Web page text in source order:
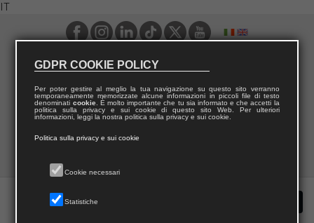
IT
GDPR COOKIE POLICY
Per poter gestire al meglio la tua navigazione su questo sito verranno
temporaneamente memorizzate alcune informazioni in piccoli file di testo
denominati cookie. È molto importante che tu sia informato e che accetti la
politica sulla privacy e sui cookie di questo sito Web. Per ulteriori
informazioni, leggi la nostra politica sulla privacy e sui cookie.
Politica sulla privacy e sui cookie
Cookie necessari
Statistiche